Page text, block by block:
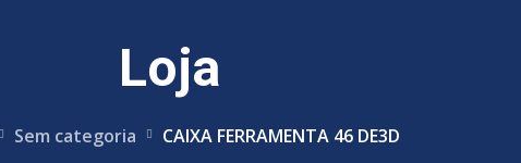
Loja
Sem categoria CAIXA FERRAMENTA 46 DE3D